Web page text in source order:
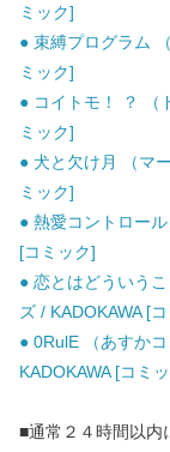
ミック]
● 束縛プログラム
ミック]
● コイトモ！ ？ （
ミック]
● 犬と欠け月 （マ
ミック]
● 熱愛コントロー
[コミック]
● 恋とはどういう
ズ / KADOKAWA [
● 0RulE （あすか
KADOKAWA [コミ
■通常２４時間以内